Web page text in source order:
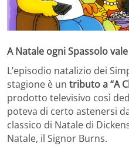
A Natale ogni Spassolo
L’episodio natalizio dei
stagione è un tributo a “A
prodotto televisivo così
poteva di certo astenersi
classico di Natale di
Natale, il Signor Burns.